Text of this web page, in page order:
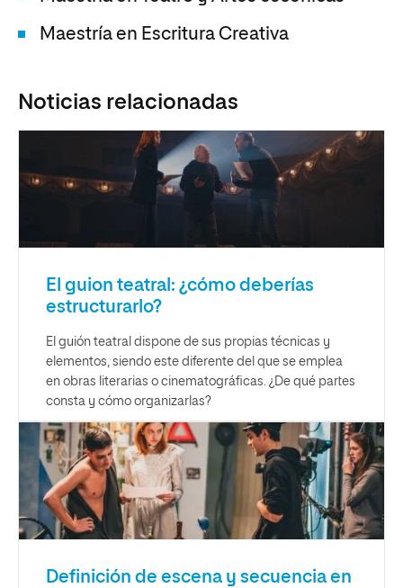
Maestría en Escritura Creativa
Noticias relacionadas
El guion teatral: ¿cómo deberías
estructurarlo?
El guión teatral dispone de sus propias técnicas y
elementos, siendo este diferente del que se emplea
en obras literarias o cinematográficas. ¿De qué partes
consta y cómo organizarlas?
Definición de escena y secuencia en